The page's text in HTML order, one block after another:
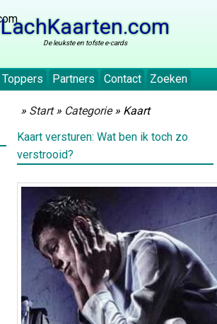
LachKaarten.com
De leukste en tofste e-cards
Toppers Partners Contact Zoeken
» Start» Categorie» Kaart
Kaart versturen: Wat ben ik toch zo
verstrooid?